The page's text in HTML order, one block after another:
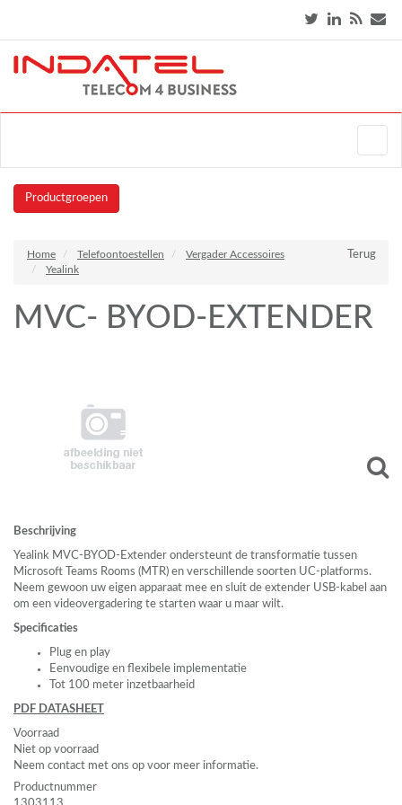
Productgroepen
Terug
Home Telefoontoestellen
Vergader Accessoires
Yealink
MVC- BYOD-EXTENDER
Beschrijving
Yealink MVC- BYOD-Extender ondersteunt de transformatie tussen
Microsoft Teams Rooms (MTR) en verschillende soorten UC-platforms.
Neem gewoon uw eigen apparaat mee en sluit de extender USB-kabel aan
om een videovergadering te starten waar u maar wilt.
Specificaties
Plug en play
Eenvoudige en flexibele implementatie
Tot 100 meter inzetbaarheid
PDF DATASHEET
Voorraad
Niet op voorraad
Neem contact met ons op voor meer informatie.
Productnummer